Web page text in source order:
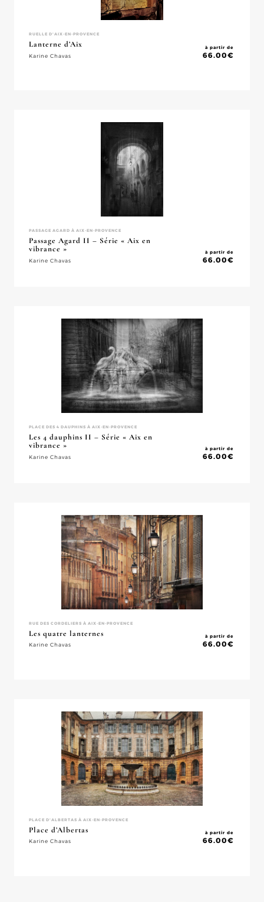
RUELLE D'AIX-EN-PROVENCE
Lanterne d’Aix
Karine Chavas
à partir de
66.00€
PASSAGE AGARD À AIX-EN-PROVENCE
Passage Agard II – Série « Aix en
vibrance »
Karine Chavas
à partir de
66.00€
PLACE DES 4 DAUPHINS À AIX-EN-PROVENCE
Les 4 dauphins II – Série « Aix en
vibrance »
Karine Chavas
à partir de
66.00€
RUE DES CORDELIERS À AIX-EN-PROVENCE
Les quatre lanternes
Karine Chavas
à partir de
66.00€
PLACE D'ALBERTAS À AIX-EN-PROVENCE
Place d’Albertas
Karine Chavas
à partir de
66.00€